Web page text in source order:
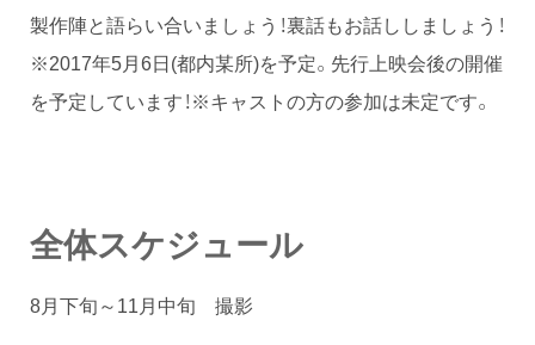
製作陣と語らい合いましょう！裏話もお話ししましょう！
※2017年5月6日(都内某所)を予定。先行上映会後の開催
を予定しています！※キャストの方の参加は未定です。
全体スケジュール
8月下旬～11月中旬 撮影